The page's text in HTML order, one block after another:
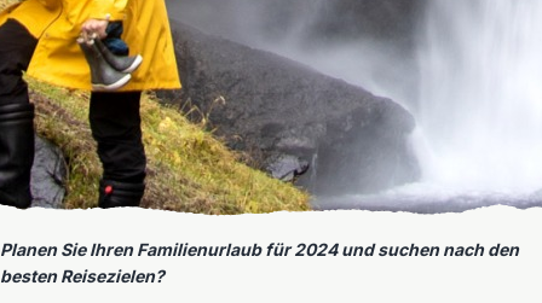
Planen Sie Ihren Familienurlaub für 2024 und suchen nach den
besten Reisezielen?